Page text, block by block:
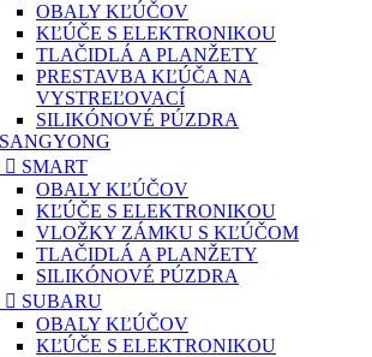
OBALY KĽÚČOV
KĽÚČE S ELEKTRONIKOU
TLAČIDLÁ A PLANŽETY
PRESTAVBA KĽÚČA NA
VYSTREĽOVACÍ
SILIKÓNOVÉ PÚZDRA
 SMART
OBALY KĽÚČOV
KĽÚČE S ELEKTRONIKOU
VLOŽKY ZÁMKU S KĽÚČOM
TLAČIDLÁ A PLANŽETY
SILIKÓNOVÉ PÚZDRA
 SUBARU
OBALY KĽÚČOV
KĽÚČE S ELEKTRONIKOU